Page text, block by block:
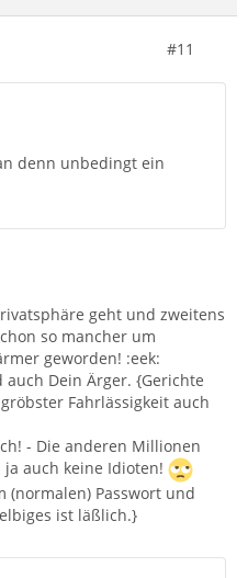
#11
denn unbedingt ein
geht und zweitens
so mancher um
geworden! :eek:
Dein Ärger. {Gerichte
Fahrlässigkeit auch
- Die anderen Millionen
ja auch keine Idioten!
(normalen) Passwort und
ist läßlich.}